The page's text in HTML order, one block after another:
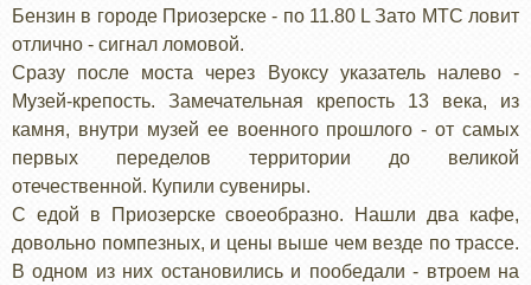
Бензин в городе Приозерске - по 11.80 L Зато МТС ловит
отлично - сигнал ломовой.
Сразу после моста через Вуоксу указатель налево -
Музей-крепость. Замечательная крепость 13 века, из
камня, внутри музей ее военного прошлого - от самых
первых переделов территории до великой
отечественной. Купили сувениры.
С едой в Приозерске своеобразно. Нашли два кафе,
довольно помпезных, и цены выше чем везде по трассе.
В одном из них остановились и пообедали - втроем на